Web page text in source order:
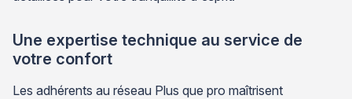
Une expertise technique au service de
votre confort
Les adhérents au réseau Plus que pro maîtrisent